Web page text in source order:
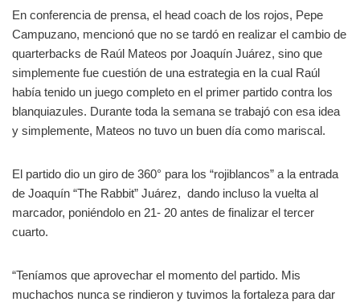
En conferencia de prensa, el head coach de los rojos, Pepe
Campuzano, mencionó que no se tardó en realizar el cambio de
quarterbacks de Raúl Mateos por Joaquín Juárez, sino que
simplemente fue cuestión de una estrategia en la cual Raúl
había tenido un juego completo en el primer partido contra los
blanquiazules. Durante toda la semana se trabajó con esa idea
y simplemente, Mateos no tuvo un buen día como mariscal.
El partido dio un giro de 360° para los “rojiblancos” a la entrada
de Joaquín “The Rabbit” Juárez, dando incluso la vuelta al
marcador, poniéndolo en 21- 20 antes de finalizar el tercer
cuarto.
“Teníamos que aprovechar el momento del partido. Mis
muchachos nunca se rindieron y tuvimos la fortaleza para dar